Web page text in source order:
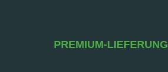
PREMIUM-LIEFERUNG